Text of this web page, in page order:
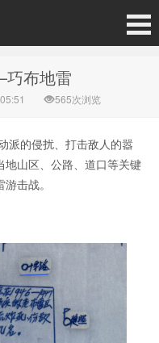
布地雷
565次浏览
派的侵扰、打击敌人的嚣
山区、公路、道口等关键
击战。